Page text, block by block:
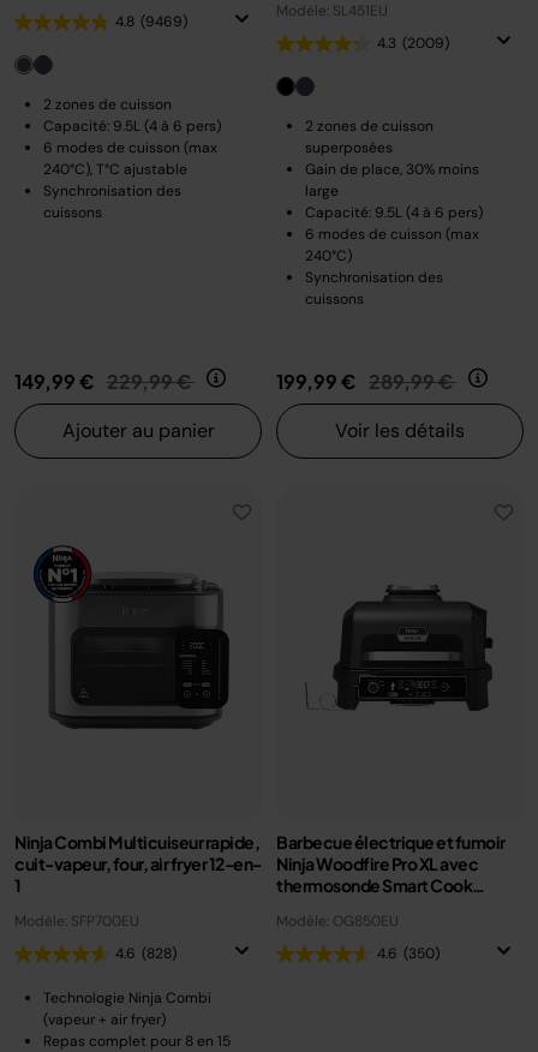
4.8 (9469)
2 zones de cuisson
Capacité: 9.5L (4 à 6 pers)
6 modes de cuisson (max
240°C), T°C ajustable
Synchronisation des
cuissons
149,99 € Prix réduit de
229,99 € au
Ajouter au panier
Modèle: SL451EU
4.3 (2009)
2 zones de cuisson
superposées
Gain de place, 30% moins
large
Capacité: 9.5L (4 à 6 pers)
6 modes de cuisson (max
240°C)
Synchronisation des
cuissons
199,99 € Prix réduit de
289,99 € au
Voir les détails
Ninja Combi Multicuiseur rapide,
cuit-vapeur, four, air fryer 12-en-
1
Modèle: SFP700EU
4.6 (828)
Technologie Ninja Combi
(vapeur + air fryer)
Repas complet pour 8 en 15
Barbecue électrique et fumoir
Ninja Woodfire Pro XL avec
thermosonde Smart Cook
Modèle: OG850EU
4.6 (350)